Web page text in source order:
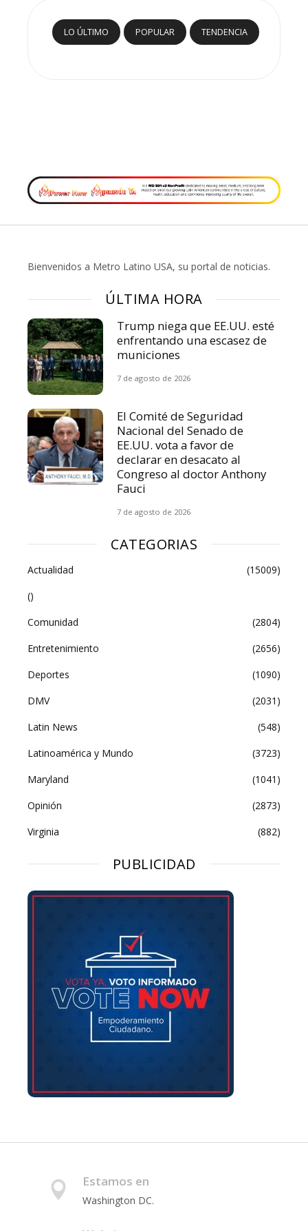
LO ÚLTIMO POPULAR TENDENCIA
Bienvenidos a Metro Latino USA, su portal de noticias.
ÚLTIMA HORA
Trump niega que EE.UU. esté
enfrentando una escasez de
municiones
7 de agosto de 2026
El Comité de Seguridad
Nacional del Senado de
EE.UU. vota a favor de
declarar en desacato al
Congreso al doctor Anthony
Fauci
7 de agosto de 2026
CATEGORIAS
Actualidad
(15009)
()
Comunidad
(2804)
Entretenimiento
(2656)
Deportes
(1090)
DMV
(2031)
Latin News
(548)
Latinoamérica y Mundo
(3723)
Maryland
(1041)
Opinión
(2873)
Virginia
(882)
PUBLICIDAD
Estamos en
Washington DC.